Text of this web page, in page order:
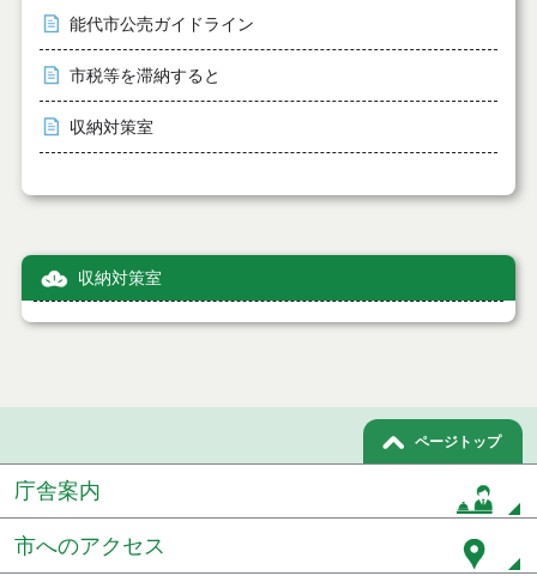
能代市公売ガイドライン
市税等を滞納すると
収納対策室
収納対策室
ページトップ
庁舎案内
市へのアクセス